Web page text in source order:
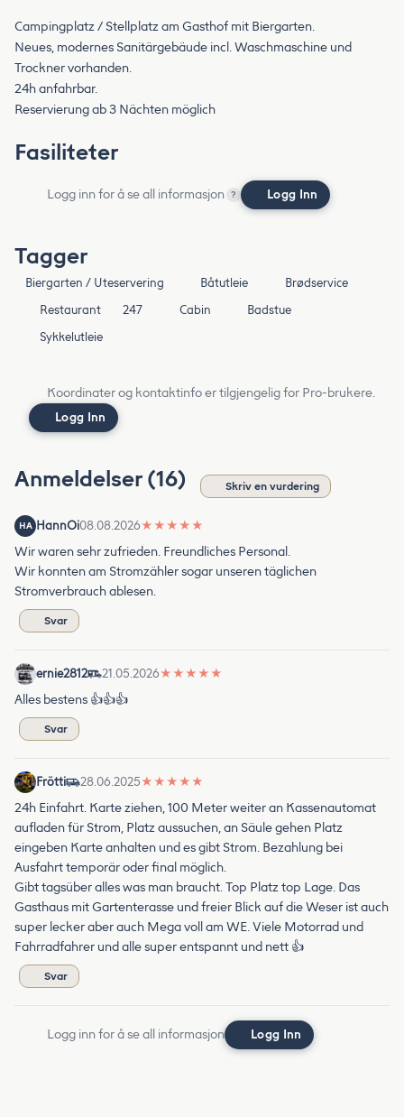
Campingplatz / Stellplatz am Gasthof mit Biergarten.
Neues, modernes Sanitärgebäude incl. Waschmaschine und
Trockner vorhanden.
24h anfahrbar.
Reservierung ab 3 Nächten möglich
Fasiliteter
Logg inn for å se all informasjon ? Logg Inn
Tagger
Biergarten / Uteservering Båtutleie
Brødservice
Restaurant
247 Cabin
Badstue
Sykkelutleie
Koordinater og kontaktinfo er tilgjengelig for Pro-brukere.
Logg Inn
Anmeldelser (16) Skriv en vurdering
HA HannOi08.08.2026★ ★ ★ ★ ★
Wir waren sehr zufrieden. Freundliches Personal.
Wir konnten am Stromzähler sogar unseren täglichen
Stromverbrauch ablesen.
Svar
ernie2812 21.05.2026★ ★ ★ ★ ★
Alles bestens 👍👍👍
Svar
Frötti 28.06.2025★ ★ ★ ★ ★
24h Einfahrt. Karte ziehen, 100 Meter weiter an Kassenautomat
aufladen für Strom, Platz aussuchen, an Säule gehen Platz
eingeben Karte anhalten und es gibt Strom. Bezahlung bei
Ausfahrt temporär oder final möglich.
Gibt tagsüber alles was man braucht. Top Platz top Lage. Das
Gasthaus mit Gartenterasse und freier Blick auf die Weser ist auch
super lecker aber auch Mega voll am WE. Viele Motorrad und
Fahrradfahrer und alle super entspannt und nett 👍
Svar
Logg inn for å se all informasjon Logg Inn